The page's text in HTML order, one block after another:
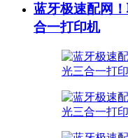
蓝牙极速配网
合一打印机